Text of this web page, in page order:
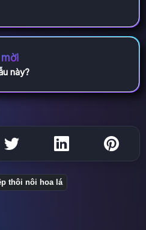
này?
thôi nôi hoa lá